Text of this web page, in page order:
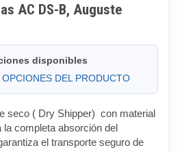
AC DS-B, Auguste
disponibles
DEL PRODUCTO
seco ( Dry Shipper) con material
la completa absorción del
el transporte seguro de